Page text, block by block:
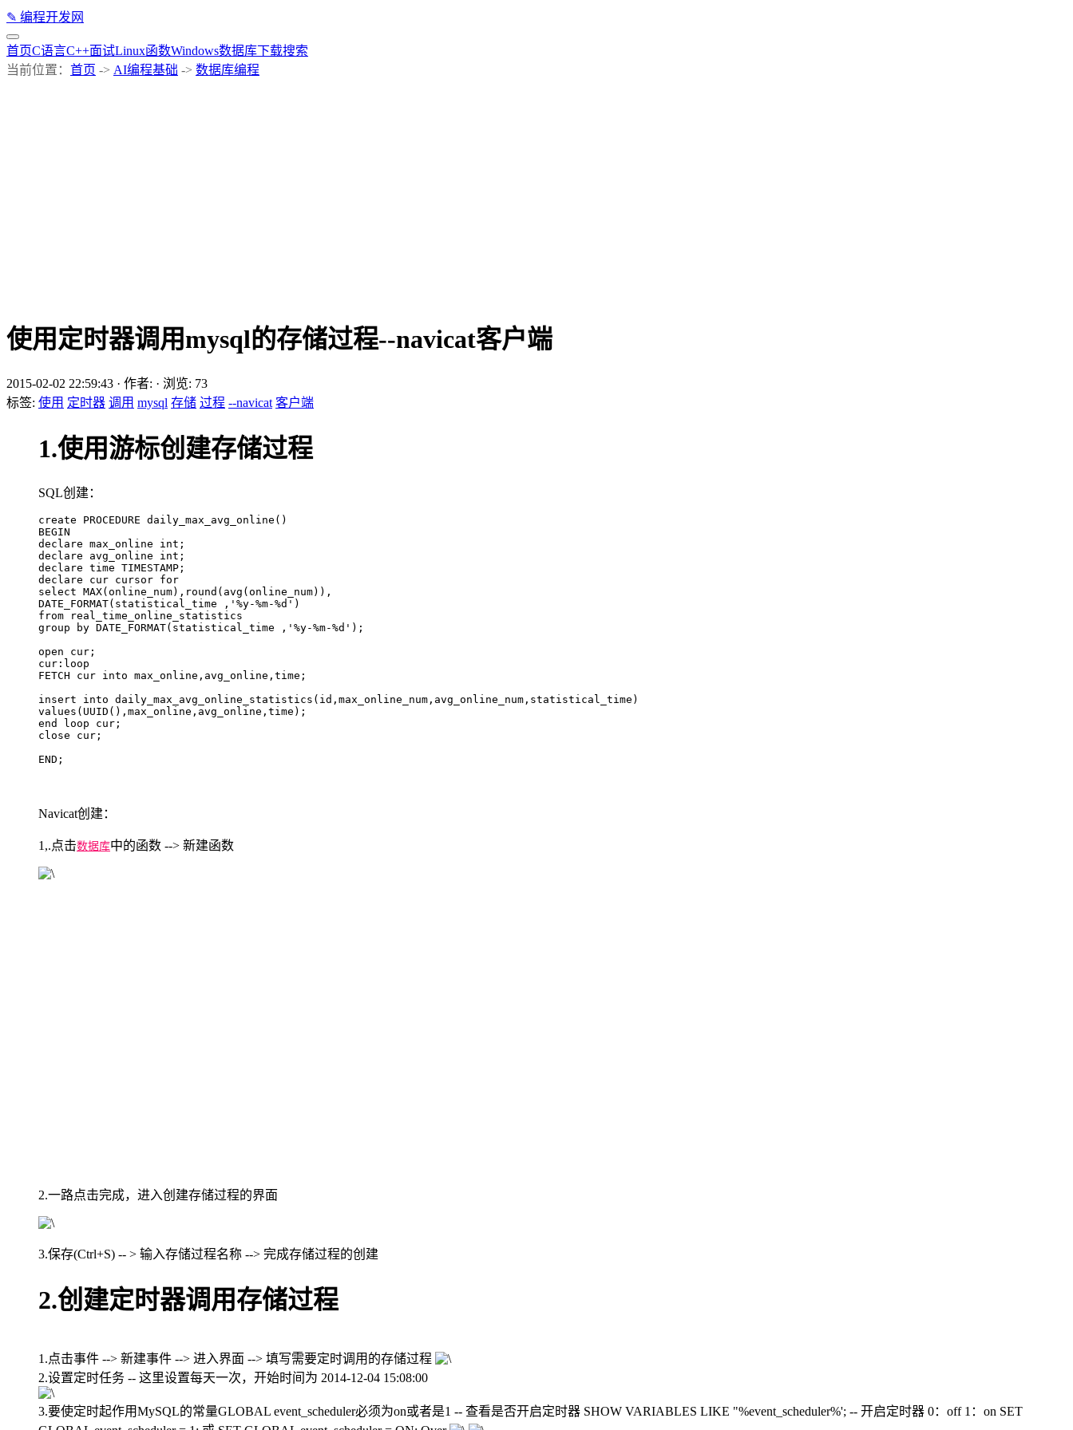
✎ 编程开发网
首页C语言C++面试Linux函数Windows数据库下载搜索
当前位置： 首页 -> AI编程基础 -> 数据库编程
使用定时器调用mysql的存储过程--navicat客户端
2015-02-02 22:59:43 · 作者: · 浏览: 73
标签: 使用 定时器 调用 mysql 存储 过程 --navicat 客户端
1.使用游标创建存储过程
SQL创建：
create PROCEDURE daily_max_avg_online()
BEGIN
declare max_online int;
declare avg_online int;
declare time TIMESTAMP;
declare cur cursor for
select MAX(online_num),round(avg(online_num)),
DATE_FORMAT(statistical_time ,'%y-%m-%d')
from real_time_online_statistics
group by DATE_FORMAT(statistical_time ,'%y-%m-%d');
open cur;
cur:loop
FETCH cur into max_online,avg_online,time;
insert into daily_max_avg_online_statistics(id,max_online_num,avg_online_num,statistical_time)
values(UUID(),max_online,avg_online,time);
end loop cur;
close cur;
END;
Navicat创建：
1,.点击数据库中的函数 --> 新建函数
2.一路点击完成，进入创建存储过程的界面
3.保存(Ctrl+S) -- > 输入存储过程名称 --> 完成存储过程的创建
2.创建定时器调用存储过程
1.点击事件 --> 新建事件 --> 进入界面 --> 填写需要定时调用的存储过程
2.设置定时任务 -- 这里设置每天一次，开始时间为 2014-12-04 15:08:00
3.要使定时起作用MySQL的常量GLOBAL event_scheduler必须为on或者是1 -- 查看是否开启定时器 SHOW VARIABLES LIKE "%event_scheduler%'; -- 开启定时器 0：off 1：on SET